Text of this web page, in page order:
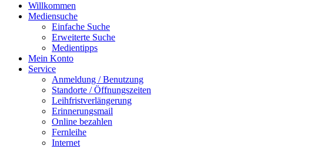
Willkommen
Mediensuche
Einfache Suche
Erweiterte Suche
Medientipps
Mein Konto
Service
Anmeldung / Benutzung
Standorte / Öffnungszeiten
Leihfristverlängerung
Erinnerungsmail
Online bezahlen
Fernleihe
Internet